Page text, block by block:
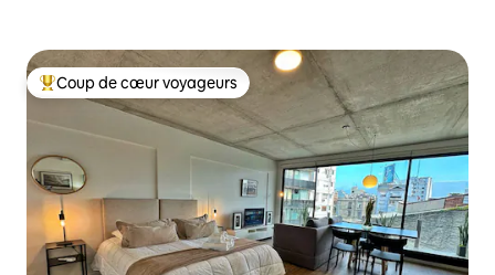
Coups de cœur voyageurs les plus appréciés
Coup de cœur voyageurs